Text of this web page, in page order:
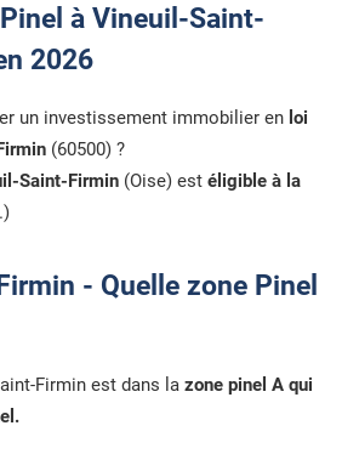
à Vineuil-Saint-
2026
un investissement immobilier en loi
(60500) ?
Saint-Firmin (Oise) est éligible à la
- Quelle zone Pinel
Firmin est dans la zone pinel A qui